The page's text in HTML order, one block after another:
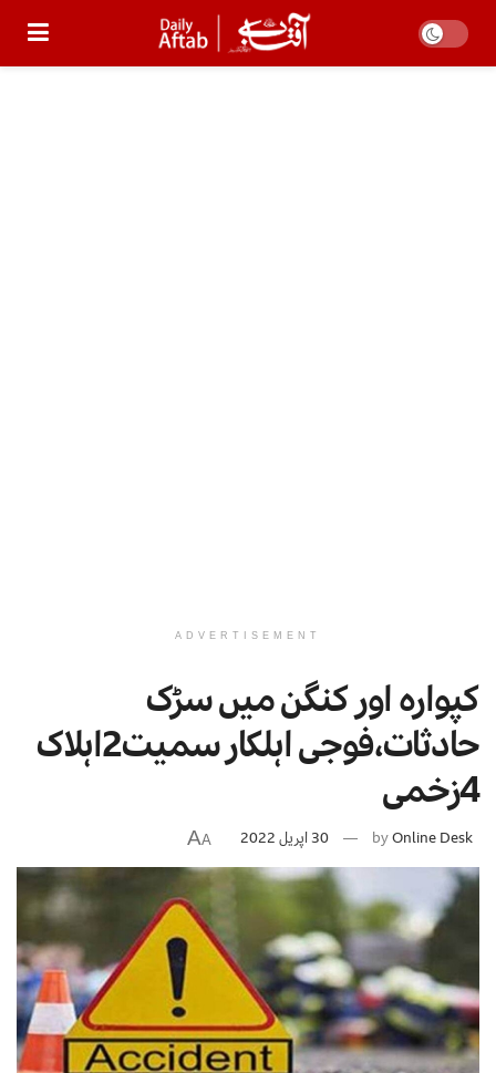
ADVERTISEMENT
کپوارہ اور کنگن میں سڑک
حادثات،فوجی اہلکار سمیت2اہلاک
4زخمی
byOnline Desk 30 اپریل 2022 A
A